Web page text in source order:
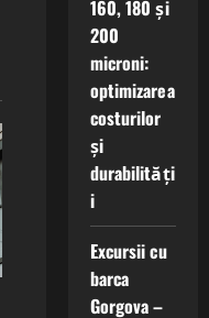
160, 180 și
200
microni:
optimizarea
costurilor
și
durabilități
i
Excursii cu
barca
Gorgova –